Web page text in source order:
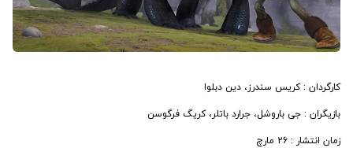
کارگردان : کریس سندرز، دین دبلوا
بازیگران : جی باروشل، جرارد باتلر، کریگ فرگوسن
زمان انتشار : 26 مارچ